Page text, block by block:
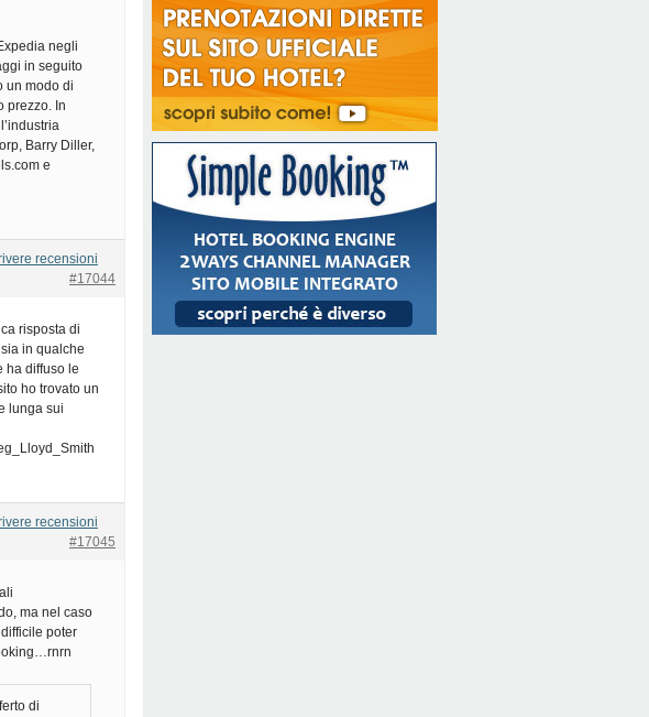
negli
in seguito
un modo di
prezzo. In
Barry Diller,
e
recensioni
#17044
risposta di
in qualche
ha diffuso le
ho trovato un
lunga sui
recensioni
#17045
ma nel caso
poter
di